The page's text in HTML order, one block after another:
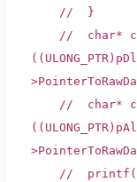
// }
// char*
// char*
//